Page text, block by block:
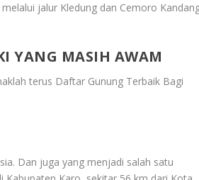
jalur Kledung dan Cemoro
YANG MASIH AWAM
terus Daftar Gunung Terbaik Bagi
Dan juga yang menjadi salah satu